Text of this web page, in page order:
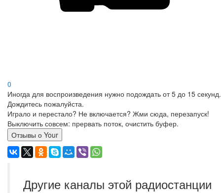
0
Иногда для воспроизведения нужно подождать от 5 до 15 секунд.
Дождитесь пожалуйста.
Играло и перестало? Не включается? Жми сюда, перезапуск!
Выключить совсем: прервать поток, очистить буфер.
Отзывы о Your
Другие каналы этой радиостанции